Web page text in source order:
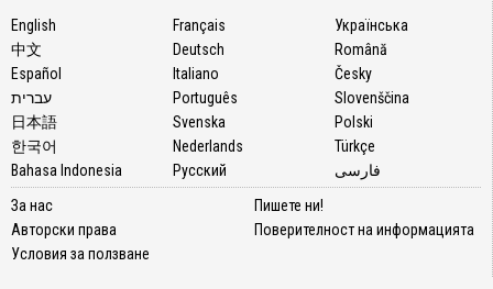
English
中文
Español
עברית
日本語
한국어
Bahasa Indonesia
Français
Deutsch
Italiano
Português
Svenska
Nederlands
Русский
Українська
Română
Česky
Slovenščina
Polski
Türkçe
فارسی
За нас
Авторски права
Условия за ползване
Пишете ни!
Поверителност на информацията